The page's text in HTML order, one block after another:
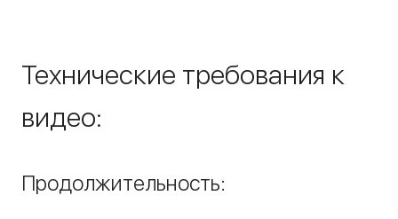
Технические требования к
видео:
Продолжительность: